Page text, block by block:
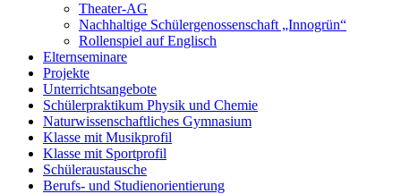
Theater-AG
Nachhaltige Schülergenossenschaft „Innogrün“
Rollenspiel auf Englisch
Elternseminare
Projekte
Unterrichtsangebote
Schülerpraktikum Physik und Chemie
Naturwissenschaftliches Gymnasium
Klasse mit Musikprofil
Klasse mit Sportprofil
Schüleraustausche
Berufs- und Studienorientierung